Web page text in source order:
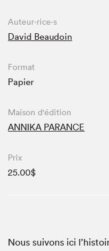
Auteur·rice·s
David Beaudoin
Format
Papier
Maison d'édition
ANNIKA PARANCE
Prix
25.00$
Nous suiv­ons ici